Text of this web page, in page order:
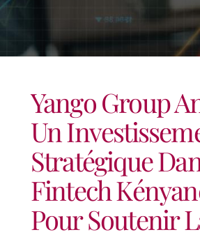
Yango Group
Un
Stratégique
Fintech
Pour Soutenir